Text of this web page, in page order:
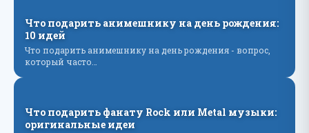
Что подарить анимешнику на день рождения:
10 идей
Что подарить анимешнику на день рождения - вопрос,
который часто…
Что подарить фанату Rock или Metal музыки:
оригинальные идеи